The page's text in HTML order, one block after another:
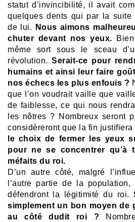
statut d’invincibilité, il avait
quelques dents qui par la suite
de lui.
Nous aimons
chuter devant nos yeux.
même sort sous le sceau
révolution.Serait-ce pour
humains et ainsi leur faire
nos échecs les plus enfouis ?
que l’on voudrait vaille que
de faiblesse, ce qui nous
les nôtres ? Nombreux seront
considèreront que la fin justifiera
le choix de fermer les yeux
pour ne se concentrer qu’à
méfaits du roi.
D’un autre côté, malgré
l’autre partie de la
défendront la légitimité du roi.
simplement un bon moyen de
au côté dudit roi ?